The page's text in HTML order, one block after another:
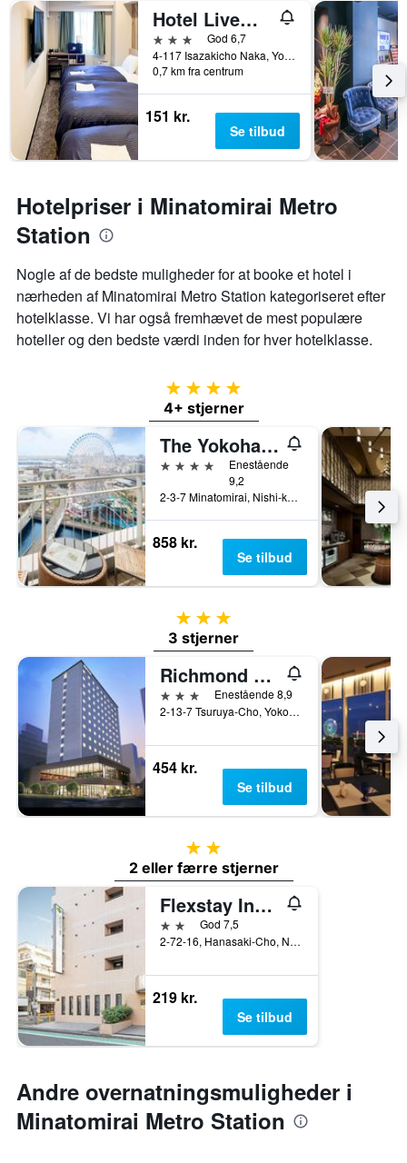
Hotel Livemax Budget Yokohama Kannai
3 stjernerGod 6,7
4-117 Isazakicho Naka, Yokohama, Japan
0,7 km fra centrum
151 kr.
Se tilbud
Hotelpriser i Minatomirai Metro
Station
Nogle af de bedste muligheder for at booke et hotel i
nærheden af ​​Minatomirai Metro Station kategoriseret efter
hotelklasse. Vi har også fremhævet de mest populære
hoteller og den bedste værdi inden for hver hotelklasse.
4 stjerner
4+ stjerner
The Yokohama Bay Hotel Tokyu
4 stjerner
Enestående
9,2
2-3-7 Minatomirai, Nishi-ku, Yokohama, Japan
858 kr.
Se tilbud
3 stjerner
3 stjerner
Richmond Hotel Yokohama Ekimae
3 stjernerEnestående 8,9
2-13-7 Tsuruya-Cho, Yokohama, Japan
454 kr.
Se tilbud
2 stjerner
2 eller færre stjerner
Flexstay Inn Sakuragicho
2 stjernerGod 7,5
2-72-16, Hanasaki-Cho, Naka-ku, Yokohama, Japan
219 kr.
Se tilbud
Andre overnatningsmuligheder i
Minatomirai Metro Station